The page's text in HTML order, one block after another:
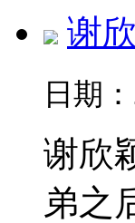
谢
日期：
谢欣
弟之